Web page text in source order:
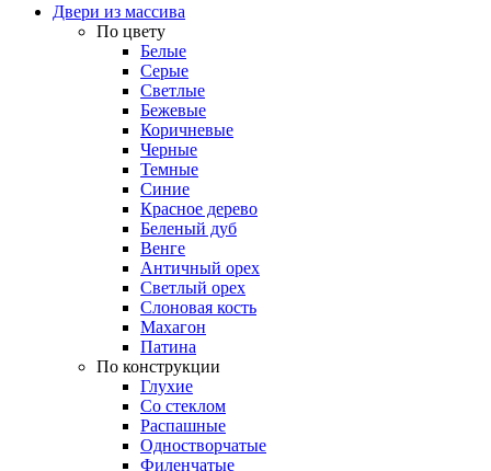
Двери из массива
По цвету
Белые
Серые
Светлые
Бежевые
Коричневые
Черные
Темные
Синие
Красное дерево
Беленый дуб
Венге
Античный орех
Светлый орех
Слоновая кость
Махагон
Патина
По конструкции
Глухие
Со стеклом
Распашные
Одностворчатые
Филенчатые